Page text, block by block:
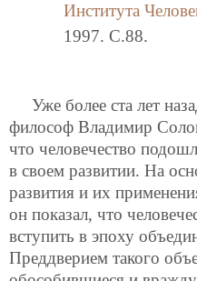
Института
1997. C.88.
Уже более ста лет
философ Владимир
что человечество
в своем развитии. На
развития и их
он показал, что
вступить в эпоху
Преддверием такого